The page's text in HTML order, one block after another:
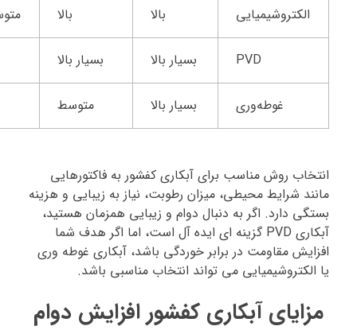
الکتروشیمیایی بالا بالا
PVD بسیار بالا بسیار بالا
غوطه‌وری بسیار بالا متوسط
انتخاب روش مناسب برای آبکاری کفشور به فاکتورهایی
مانند شرایط محیطی، میزان رطوبت، نیاز به زیبایی و هزینه
بستگی دارد. اگر به دنبال دوام و زیبایی همزمان هستید،
آبکاری PVD گزینه‌ ای ایده‌ آل است، اما اگر هدف شما
افزایش مقاومت در برابر خوردگی باشد، آبکاری غوطه‌ وری
یا الکتروشیمیایی می‌ تواند انتخاب مناسبی باشد.
مزایای آبکاری کفشور افزایش دوام